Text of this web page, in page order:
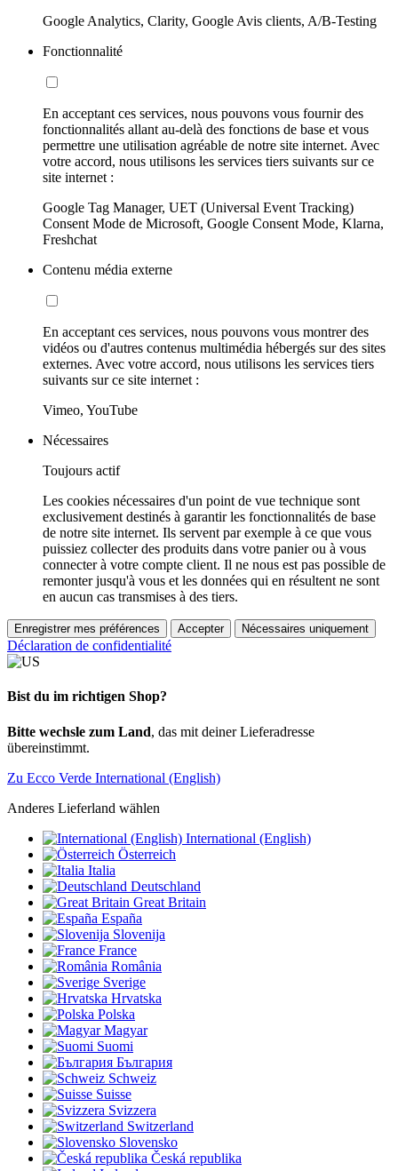
Google Analytics, Clarity, Google Avis clients, A/B-Testing
Fonctionnalité
En acceptant ces services, nous pouvons vous fournir des
fonctionnalités allant au-delà des fonctions de base et vous
permettre une utilisation agréable de notre site internet. Avec
votre accord, nous utilisons les services tiers suivants sur ce
site internet :
Google Tag Manager, UET (Universal Event Tracking)
Consent Mode de Microsoft, Google Consent Mode, Klarna,
Freshchat
Contenu média externe
En acceptant ces services, nous pouvons vous montrer des
vidéos ou d'autres contenus multimédia hébergés sur des sites
externes. Avec votre accord, nous utilisons les services tiers
suivants sur ce site internet :
Vimeo, YouTube
Nécessaires
Toujours actif
Les cookies nécessaires d'un point de vue technique sont
exclusivement destinés à garantir les fonctionnalités de base
de notre site internet. Ils servent par exemple à ce que vous
puissiez collecter des produits dans votre panier ou à vous
connecter à votre compte client. Il ne nous est pas possible de
remonter jusqu'à vous et les données qui en résultent ne sont
en aucun cas transmises à des tiers.
Enregistrer mes préférences Accepter Nécessaires uniquement
Déclaration de confidentialité
Bist du im richtigen Shop?
Bitte wechsle zum Land, das mit deiner Lieferadresse
übereinstimmt.
Zu Ecco Verde International (English)
Anderes Lieferland wählen
International (English)
Österreich
Italia
Deutschland
Great Britain
España
Slovenija
France
România
Sverige
Hrvatska
Polska
Magyar
Suomi
България
Schweiz
Suisse
Svizzera
Switzerland
Slovensko
Česká republika